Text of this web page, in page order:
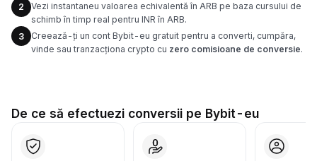
2
Vezi instantaneu valoarea echivalentă în ARB pe baza cursului de
schimb în timp real pentru INR în ARB.
3
Creează-ți un cont Bybit-eu gratuit pentru a converti, cumpăra,
vinde sau tranzacționa crypto cu zero comisioane de conversie.
De ce să efectuezi conversii pe Bybit-eu